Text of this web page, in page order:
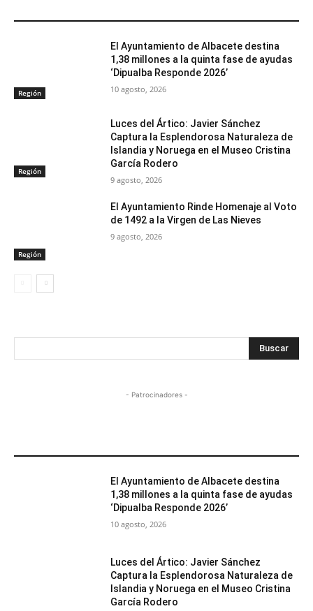
Región
El Ayuntamiento de Albacete destina
1,38 millones a la quinta fase de ayudas
‘Dipualba Responde 2026’
10 agosto, 2026
Región
Luces del Ártico: Javier Sánchez
Captura la Esplendorosa Naturaleza de
Islandia y Noruega en el Museo Cristina
García Rodero
9 agosto, 2026
Región
El Ayuntamiento Rinde Homenaje al Voto
de 1492 a la Virgen de Las Nieves
9 agosto, 2026
Buscar
- Patrocinadores -
El Ayuntamiento de Albacete destina
1,38 millones a la quinta fase de ayudas
‘Dipualba Responde 2026’
10 agosto, 2026
Luces del Ártico: Javier Sánchez
Captura la Esplendorosa Naturaleza de
Islandia y Noruega en el Museo Cristina
García Rodero